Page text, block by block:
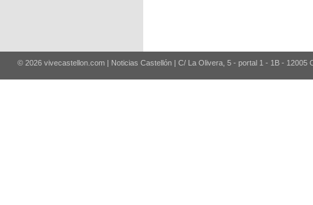
© 2026 vivecastellon.com | Noticias Castellón | C/ La Olivera, 5 - portal 1 - 1B - 12005